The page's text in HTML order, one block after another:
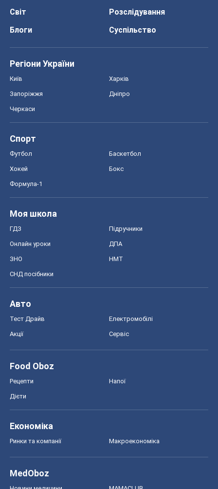
Світ
Розслідування
Блоги
Суспільство
Регіони України
Київ Харків
Запоріжжя Дніпро
Черкаси
Спорт
Футбол Баскетбол
Хокей Бокс
Формула-1
Моя школа
ГДЗ Підручники
Онлайн уроки ДПА
ЗНО НМТ
СНД посібники
Авто
Тест Драйв Електромобілі
Акції Сервіс
Food Oboz
Рецепти Напої
Дієти
Економіка
Ринки та компанії Макроекономіка
MedOboz